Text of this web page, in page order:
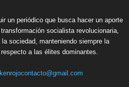
un periódico que busca hacer un aporte
socialista revolucionaria,
sociedad, manteniendo siempre la
a las élites dominantes.